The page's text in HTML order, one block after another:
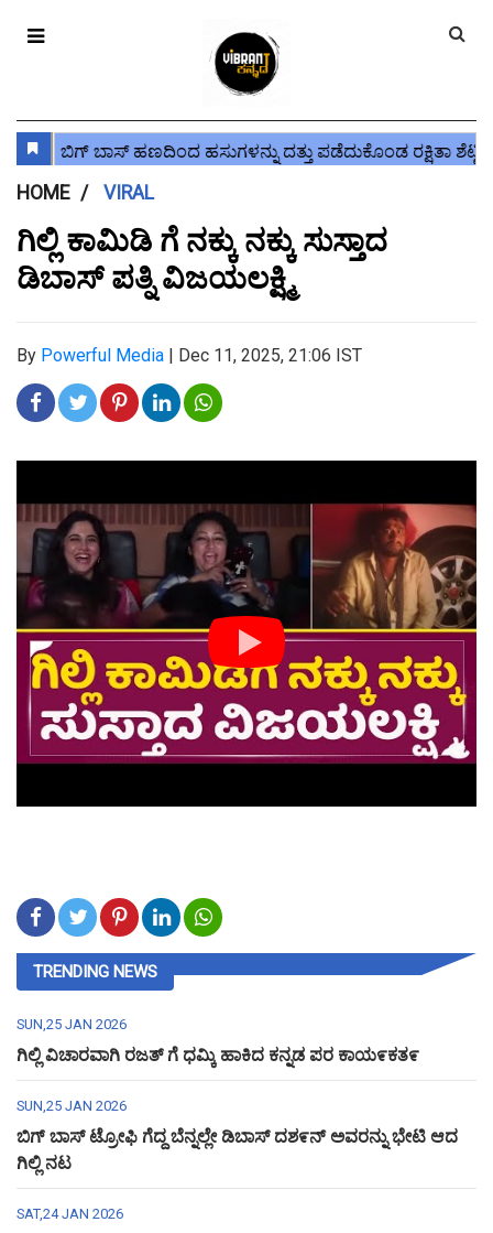
HOME VIRAL
ಗಿಲ್ಲಿ ಕಾಮಿಡಿ ಗೆ ನಕ್ಕು ನಕ್ಕು ಸುಸ್ತಾದ
ಡಿಬಾಸ್ ಪತ್ನಿ ವಿಜಯಲಕ್ಷ್ಮಿ
By Powerful Media | Dec 11, 2025, 21:06 IST
TRENDING NEWS
SUN,25 JAN 2026
ಗಿಲ್ಲಿ ವಿಚಾರವಾಗಿ ರಜತ್ ಗೆ ಧಮ್ಕಿ ಹಾಕಿದ ಕನ್ನಡ ಪರ ಕಾಯ೯ಕತ೯
SUN,25 JAN 2026
ಬಿಗ್ ಬಾಸ್ ಟ್ರೋಫಿ ಗೆದ್ದ ಬೆನ್ನಲ್ಲೇ ಡಿಬಾಸ್ ದಶ೯ನ್ ಅವರನ್ನು ಭೇಟಿ ಆದ
ಗಿಲ್ಲಿ ನಟ
SAT,24 JAN 2026